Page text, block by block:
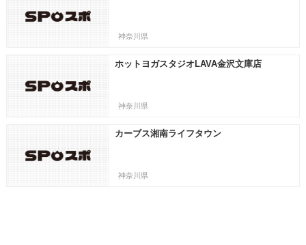
神奈川県
ホットヨガスタジオLAVA金沢文庫店
神奈川県
カーブス湘南ライフタウン
神奈川県